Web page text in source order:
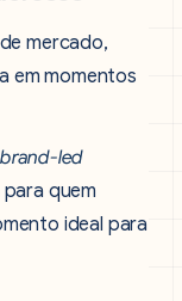
mercado,
em momentos
brand-led
quem
ideal para